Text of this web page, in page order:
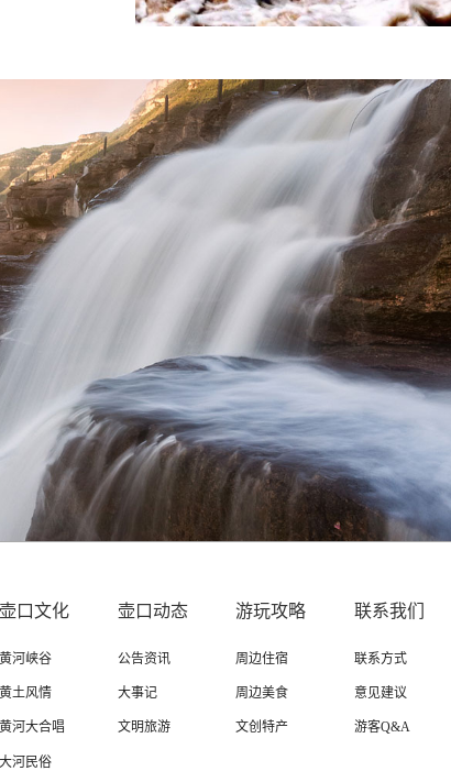
壶口文化
黄河峡谷
黄土风情
黄河大合唱
大河民俗
壶口动态
公告资讯
大事记
文明旅游
游玩攻略
周边住宿
周边美食
文创特产
联系我们
联系方式
意见建议
游客Q&A